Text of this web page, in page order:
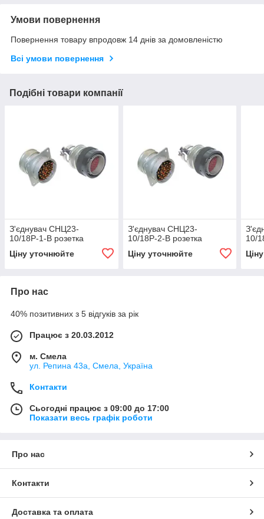
Умови повернення
Повернення товару впродовж 14 днів за домовленістю
Всі умови повернення
Подібні товари компанії
З'єднувач СНЦ23-
10/18Р-1-В розетка
Ціну уточнюйте
З'єднувач СНЦ23-
10/18Р-2-В розетка
Ціну уточнюйте
10/
Про нас
40% позитивних з 5 відгуків за рік
Працює з 20.03.2012
м. Смела
ул. Репина 43а, Смела, Україна
Контакти
Сьогодні працює з 09:00 до 17:00
Показати весь графік роботи
Про нас
Контакти
Доставка та оплата